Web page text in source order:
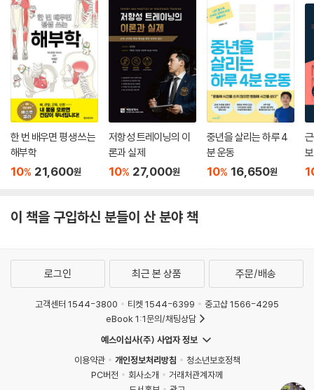
한 번 배우면 평생 쓰는
해부학
10% 21,600원
저항성 트레이닝의 이
론과 실제
10% 27,000원
중년을 살리는 하루 4
분 운동
10% 16,650원
이 책을 구입하신 분들이 산 분야 책
로그인 최근 본 상품 주문/배송
고객센터 1544-3800 티켓 1544-6399
중고샵 1566-4295
eBook 1:1문의/채팅상담
예스이십사(주) 사업자 정보
이용약관
개인정보처리방침
청소년보호정책
PC버전
회사소개
거래처관계자께